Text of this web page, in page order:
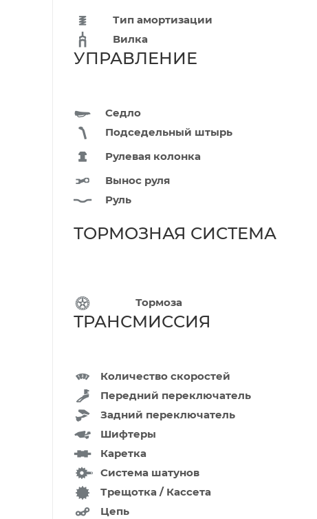
Тип амортизации
Вилка
УПРАВЛЕНИЕ
Седло
Подседельный штырь
Рулевая колонка
Вынос руля
Руль
ТОРМОЗНАЯ СИСТЕМА
Тормоза
ТРАНСМИССИЯ
Количество скоростей
Передний переключатель
Задний переключатель
Шифтеры
Каретка
Система шатунов
Трещотка / Кассета
Цепь